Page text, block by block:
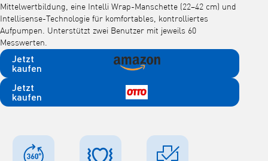
Mittelwertbildung, eine Intelli Wrap-Manschette (22–42 cm) und
Intellisense-Technologie für komfortables, kontrolliertes
Aufpumpen. Unterstützt zwei Benutzer mit jeweils 60
Messwerten.
Jetzt
kaufen
Jetzt
kaufen